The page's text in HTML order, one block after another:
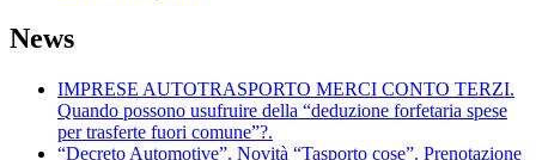
News
IMPRESE AUTOTRASPORTO MERCI CONTO TERZI.
Quando possono usufruire della “deduzione forfetaria spese
per trasferte fuori comune”?.
“Decreto Automotive”. Novità “Tasporto cose”. Prenotazione